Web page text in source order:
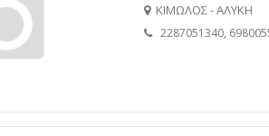
ΚΙΜΩΛΟΣ - ΑΛΥΚΗ
2287051340,